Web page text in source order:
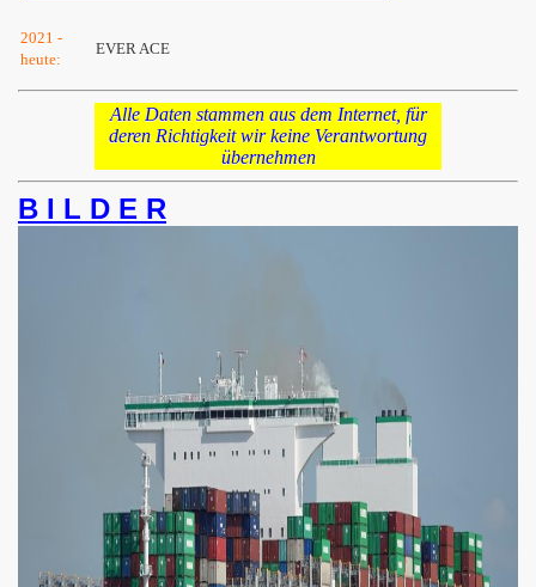
2021 -
heute:
EVER ACE
Alle Daten stammen aus dem Internet, für
deren Richtigkeit wir keine Verantwortung
übernehmen
B I L D E R